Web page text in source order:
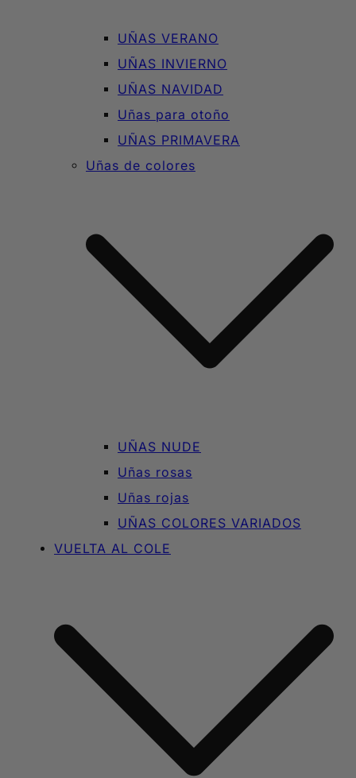
UÑAS VERANO
UÑAS INVIERNO
UÑAS NAVIDAD
Uñas para otoño
UÑAS PRIMAVERA
Uñas de colores
UÑAS NUDE
Uñas rosas
Uñas rojas
UÑAS COLORES VARIADOS
VUELTA AL COLE